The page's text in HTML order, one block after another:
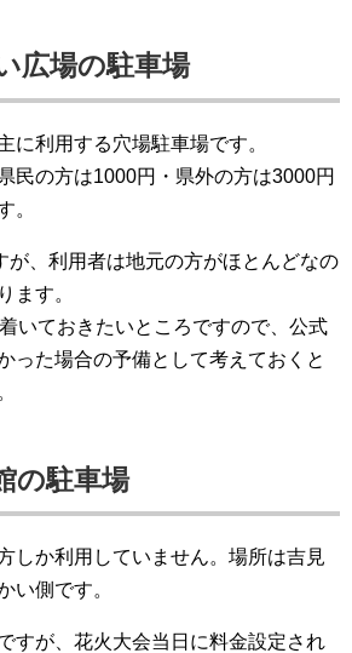
広場の駐車場
に利用する穴場駐車場です。
民の方は1000円・県外の方は3000円
。
が、利用者は地元の方がほとんどなの
ます。
いておきたいところですので、公式
った場合の予備として考えておくと
の駐車場
しか利用していません。場所は吉見
い側です。
すが、花火大会当日に料金設定され